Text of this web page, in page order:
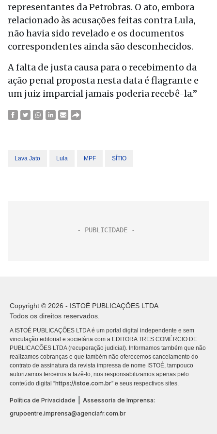
representantes da Petrobras. O ato, embora
relacionado às acusações feitas contra Lula,
não havia sido revelado e os documentos
correspondentes ainda são desconhecidos.
A falta de justa causa para o recebimento da
ação penal proposta nesta data é flagrante e
um juiz imparcial jamais poderia recebê-la.”
Lava Jato Lula MPF SÍTIO
Copyright © 2026 - ISTOÉ PUBLICAÇÕES LTDA
Todos os direitos reservados.
A ISTOÉ PUBLICAÇÕES LTDA é um portal digital independente e sem
vinculação editorial e societária com a EDITORA TRES COMÉRCIO DE
PUBLICACÕES LTDA (recuperação judicial). Informamos também que não
realizamos cobranças e que também não oferecemos cancelamento do
contrato de assinatura da revista impressa de nome ISTOÉ, tampouco
autorizamos terceiros a fazê-lo, nos responsabilizamos apenas pelo
conteúdo digital “https://istoe.com.br” e seus respectivos sites.
Política de Privacidade
Assessoria de Imprensa:
grupoentre.imprensa@agenciafr.com.br